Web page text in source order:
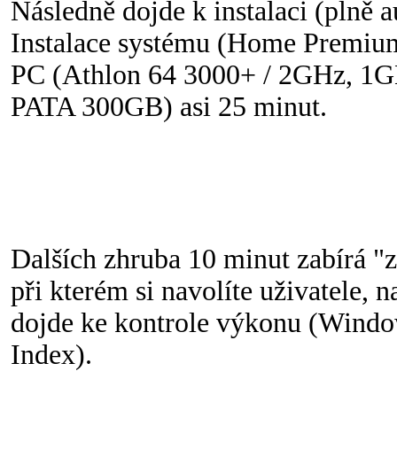
Následně dojde k instalaci (plně
Instalace systému (Home
PC (Athlon 64 3000+ / 2GHz,
PATA 300GB) asi 25 minut.
Dalších zhruba 10 minut zabírá
při kterém si navolíte uživatele,
dojde ke kontrole výkonu
Index).